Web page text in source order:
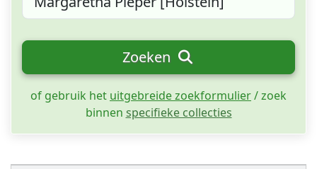
Zoeken
of gebruik het uitgebreide zoekformulier/ zoek
binnen specifieke collecties